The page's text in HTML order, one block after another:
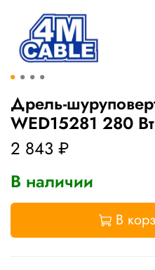
Дрель-
WED15281 280 Вт
2 843 ₽
В наличии
В